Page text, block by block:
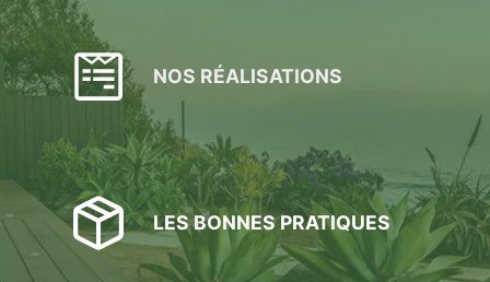
NOS RÉALISATIONS
LES BONNES PRATIQUES